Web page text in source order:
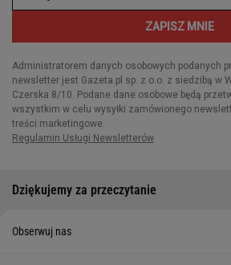
Dziękujemy za przeczytanie
Obserwuj nas